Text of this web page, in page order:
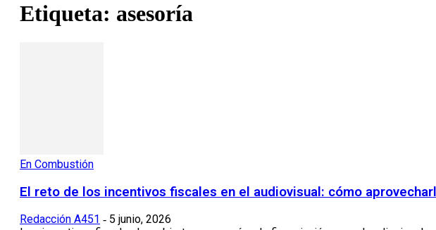
Etiqueta: asesoría
En Combustión
El reto de los incentivos fiscales en el audiovisual: cómo
Redacción A451 - 5 junio, 2026